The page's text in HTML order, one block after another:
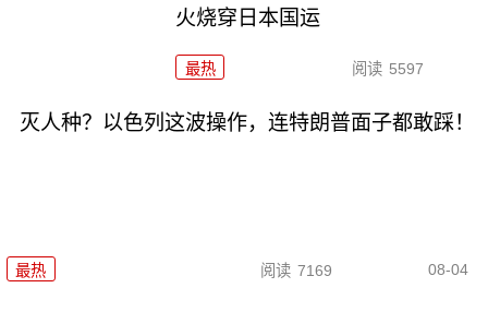
火烧穿日本国运
最热 阅读 5597
灭人种？以色列这波操作，连特朗普面子都敢踩！
最热 阅读 7169 08-04